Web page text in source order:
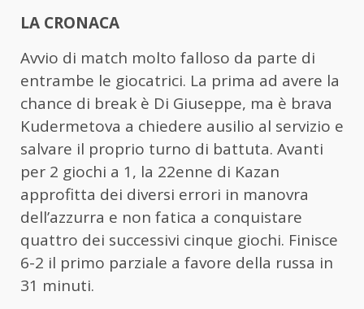
LA CRONACA
Avvio di match molto falloso da parte di
entrambe le giocatrici. La prima ad avere la
chance di break è Di Giuseppe, ma è brava
Kudermetova a chiedere ausilio al servizio e
salvare il proprio turno di battuta. Avanti
per 2 giochi a 1, la 22enne di Kazan
approfitta dei diversi errori in manovra
dell’azzurra e non fatica a conquistare
quattro dei successivi cinque giochi. Finisce
6-2 il primo parziale a favore della russa in
31 minuti.